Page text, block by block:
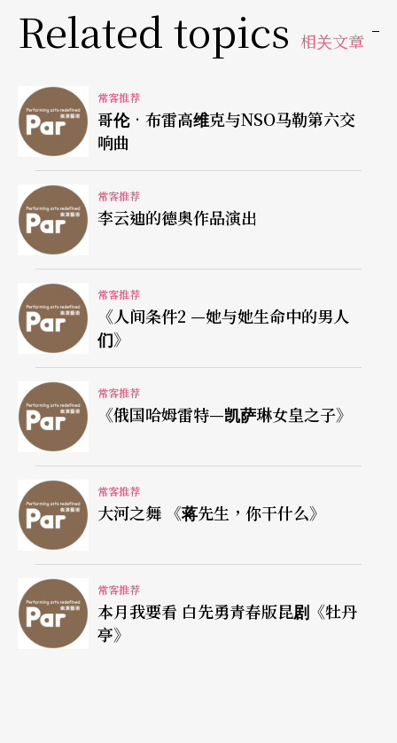
Related topics 相关文章
常客推荐
哥伦•布雷高维克与NSO马勒第六交
响曲
常客推荐
李云迪的德奥作品演出
常客推荐
《人间条件2 —她与她生命中的男人
们》
常客推荐
《俄国哈姆雷特—凯萨琳女皇之子》
常客推荐
大河之舞 《蒋先生，你干什么》
常客推荐
本月我要看 白先勇青春版昆剧《牡丹
亭》